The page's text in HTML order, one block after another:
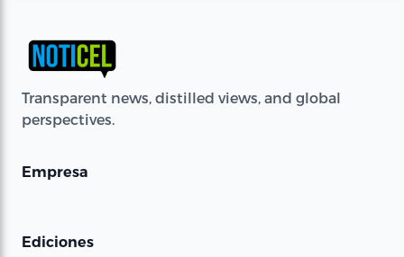
Transparent news, distilled views, and global
perspectives.
Empresa
Ediciones